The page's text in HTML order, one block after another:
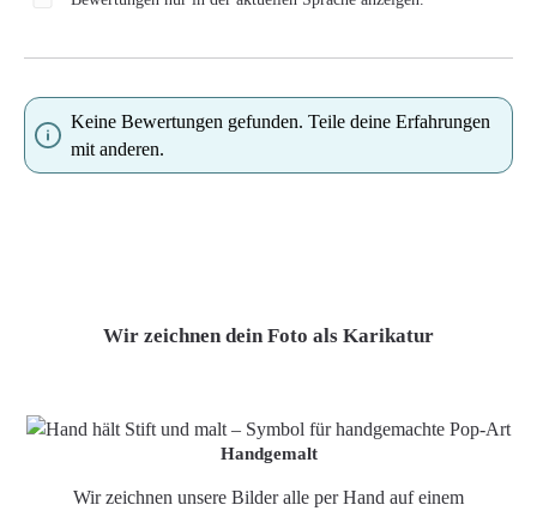
Keine Bewertungen gefunden. Teile deine Erfahrungen
mit anderen.
Wir zeichnen dein Foto als Karikatur
Handgemalt
Wir zeichnen unsere Bilder alle per Hand auf einem